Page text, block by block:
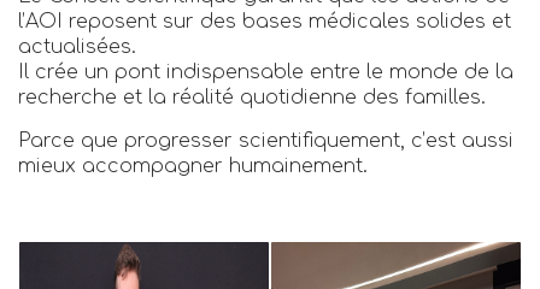
l’AOI reposent sur des bases médicales solides et
actualisées.
Il crée un pont indispensable entre le monde de la
recherche et la réalité quotidienne des familles.
Parce que progresser scientifiquement, c’est aussi
mieux accompagner humainement.